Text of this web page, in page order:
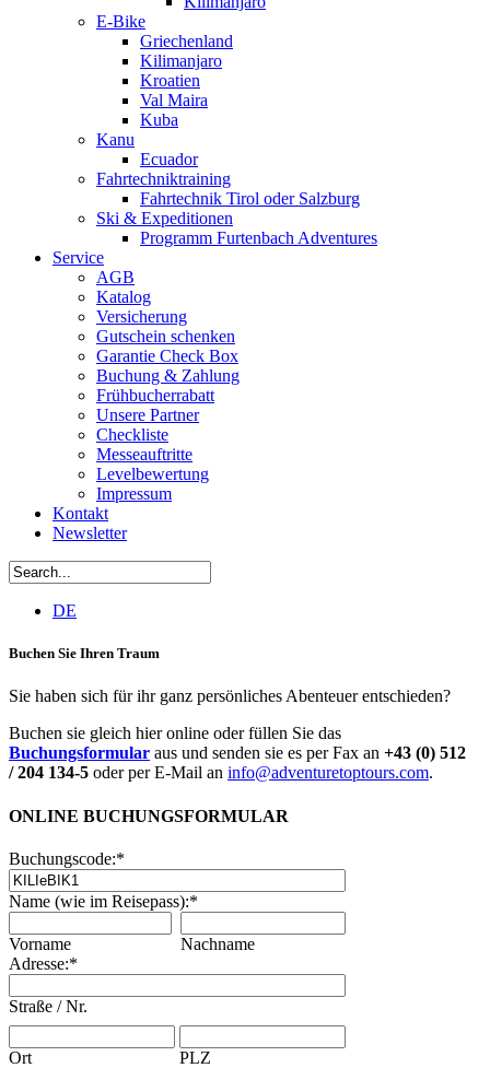
E-Bike
Griechenland
Kilimanjaro
Kroatien
Val Maira
Kuba
Kanu
Ecuador
Fahrtechniktraining
Fahrtechnik Tirol oder Salzburg
Ski & Expeditionen
Programm Furtenbach Adventures
Service
AGB
Katalog
Versicherung
Gutschein schenken
Garantie Check Box
Buchung & Zahlung
Frühbucherrabatt
Unsere Partner
Checkliste
Messeauftritte
Levelbewertung
Impressum
Kontakt
Newsletter
DE
Buchen Sie Ihren Traum
Sie haben sich für ihr ganz persönliches Abenteuer entschieden?
Buchen sie gleich hier online oder füllen Sie das
Buchungsformular aus und senden sie es per Fax an +43 (0) 512
/ 204 134-5 oder per E-Mail an info@adventuretoptours.com.
ONLINE BUCHUNGSFORMULAR
Buchungscode:*
Name (wie im Reisepass):*
Vorname
Nachname
Adresse:*
Straße / Nr.
Ort PLZ